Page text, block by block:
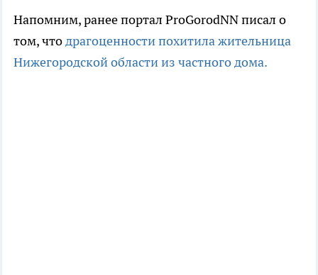
Напомним, ранее портал ProGorodNN писал о
том, чтодрагоценности похитила жительница
Нижегородской области из частного дома.